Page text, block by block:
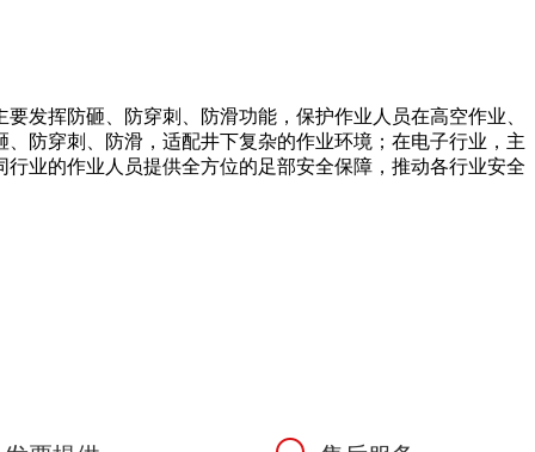
发挥防砸、防穿刺、防滑功能，保护作业人员在高空作业、
防穿刺、防滑，适配井下复杂的作业环境；在电子行业，主
业的作业人员提供全方位的足部安全保障，推动各行业安全